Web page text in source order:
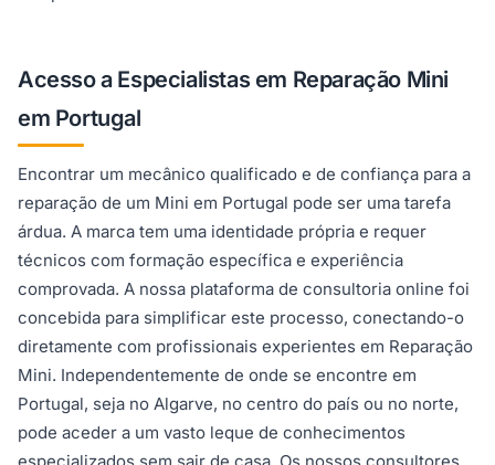
Acesso a Especialistas em Reparação Mini
em Portugal
Encontrar um mecânico qualificado e de confiança para a
reparação de um Mini em Portugal pode ser uma tarefa
árdua. A marca tem uma identidade própria e requer
técnicos com formação específica e experiência
comprovada. A nossa plataforma de consultoria online foi
concebida para simplificar este processo, conectando-o
diretamente com profissionais experientes em Reparação
Mini. Independentemente de onde se encontre em
Portugal, seja no Algarve, no centro do país ou no norte,
pode aceder a um vasto leque de conhecimentos